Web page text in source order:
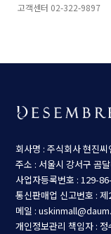
고객센터 02-322-9897
회사명 : 주식회사 현진씨
주소 : 서울시 강서구 곰
사업자등록번호 : 129-
통신판매업 신고번호 :
메일 :
개인정보관리 책임자 : 정